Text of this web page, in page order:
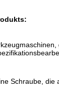
Schraube, die